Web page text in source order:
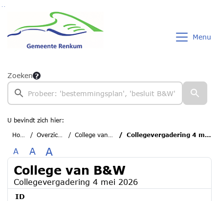
Ga naar de inhoud van deze pagina
Ga naar het zoeken
Ga naar het menu
Menu
Zoeken
U bevindt zich hier:
Home
Overzichten College van B&W Collegevergadering 4 mei 2026
A A A
College van B&W
Collegevergadering 4 mei 2026
ID